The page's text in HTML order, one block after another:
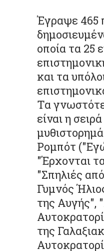
Έγραψε 465
οποία τα 25
και τα
Τα
είναι η σειρά
Ρομπότ
"Έρχονται
"Σπηλιές
Γυμνός
της Αυγής",
της